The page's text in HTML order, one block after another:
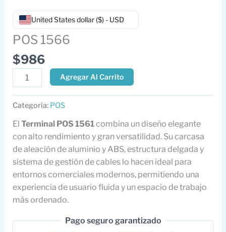
United States dollar ($) - USD
POS 1566
$986
Agregar Al Carrito
Categoría: POS
El Terminal POS 1561combina un diseño elegante
con alto rendimiento y gran versatilidad. Su carcasa
de aleación de aluminio y ABS, estructura delgada y
sistema de gestión de cables lo hacen ideal para
entornos comerciales modernos, permitiendo una
experiencia de usuario fluida y un espacio de trabajo
más ordenado.
Pago seguro garantizado